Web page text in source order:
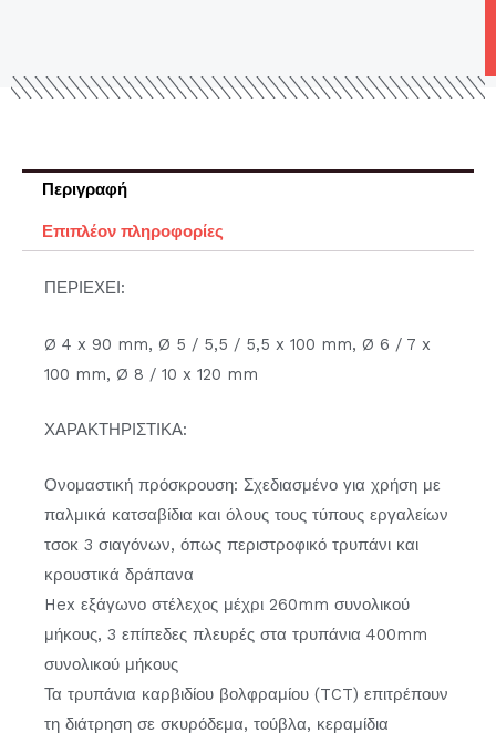
Περιγραφή
Επιπλέον πληροφορίες
ΠΕΡΙΕΧΕΙ:
Ø 4 x 90 mm, Ø 5 / 5,5 / 5,5 x 100 mm, Ø 6 / 7 x
100 mm, Ø 8 / 10 x 120 mm
ΧΑΡΑΚΤΗΡΙΣΤΙΚΑ:
Ονομαστική πρόσκρουση: Σχεδιασμένο για χρήση με
παλμικά κατσαβίδια και όλους τους τύπους εργαλείων
τσοκ 3 σιαγόνων, όπως περιστροφικό τρυπάνι και
κρουστικά δράπανα
Hex εξάγωνο στέλεχος μέχρι 260mm συνολικού
μήκους, 3 επίπεδες πλευρές στα τρυπάνια 400mm
συνολικού μήκους
Τα τρυπάνια καρβιδίου βολφραμίου (TCT) επιτρέπουν
τη διάτρηση σε σκυρόδεμα, τούβλα, κεραμίδια